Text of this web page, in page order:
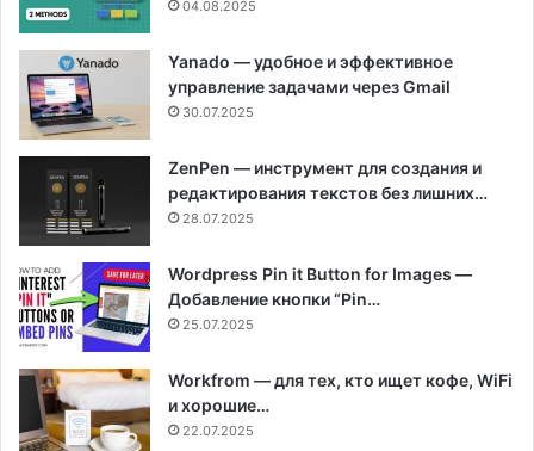
04.08.2025
Yanado — удобное и эффективное
управление задачами через Gmail
30.07.2025
ZenPen — инструмент для создания и
редактирования текстов без лишних…
28.07.2025
Wordpress Pin it Button for Images —
Добавление кнопки “Pin…
25.07.2025
Workfrom — для тех, кто ищет кофе, WiFi
и хорошие…
22.07.2025